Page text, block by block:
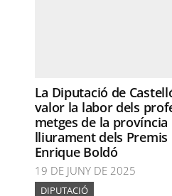
La Diputació de
valor la labor dels
metges de la província
lliurament dels
Enrique Boldó
19 DE JUNY DE 2025
DIPUTACIÓ